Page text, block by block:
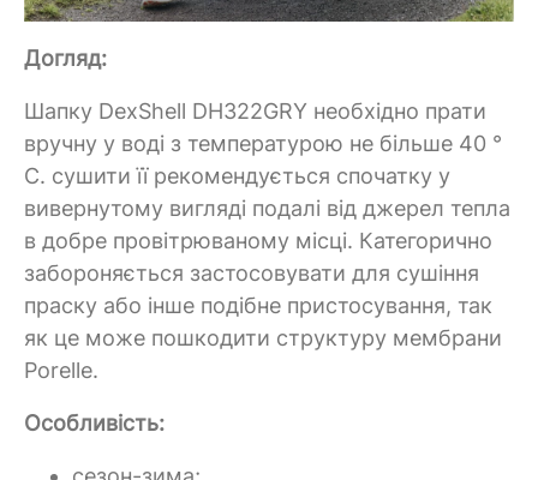
Догляд:
Шапку DexShell DH322GRY необхідно прати
вручну у воді з температурою не більше 40 °
C. сушити її рекомендується спочатку у
вивернутому вигляді подалі від джерел тепла
в добре провітрюваному місці. Категорично
забороняється застосовувати для сушіння
праску або інше подібне пристосування, так
як це може пошкодити структуру мембрани
Porelle.
Особливість: